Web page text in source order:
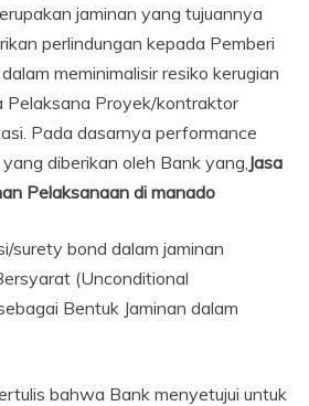
jaminan yang tujuannya
perlindungan kepada Pemberi
meminimalisir resiko kerugian
Pelaksana Proyek/kontraktor
Pada dasarnya performance
diberikan oleh Bank yang, Jasa
Pelaksanaan di manado
surety bond dalam jaminan
(Unconditional
Bentuk Jaminan dalam
bahwa Bank menyetujui untuk